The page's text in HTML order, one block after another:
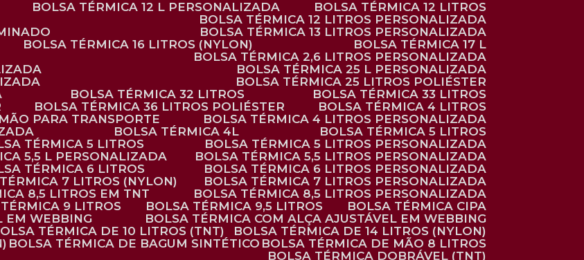
BOLSA TÉRMICA 12 L PERSONALIZADA
BOLSA TÉRMICA 12 LITROS
BOLSA TÉRMICA 12 LITROS PERSONALIZADA
BOLSA TÉRMICA 13 LITROS PERSONALIZADA
BOLSA TÉRMICA 16 LITROS (NYLON)
BOLSA TÉRMICA 17 L
BOLSA TÉRMICA 2,6 LITROS PERSONALIZADA
BOLSA TÉRMICA 25 L PERSONALIZADA
BOLSA TÉRMICA 25 LITROS POLIÉSTER
BOLSA TÉRMICA 32 LITROS
BOLSA TÉRMICA 33 LITROS
BOLSA TÉRMICA 36 LITROS POLIÉSTER
BOLSA TÉRMICA 4 LITROS
PARA TRANSPORTE
BOLSA TÉRMICA 4 LITROS PERSONALIZADA
BOLSA TÉRMICA 4L
BOLSA TÉRMICA 5 LITROS
TÉRMICA 5 LITROS
BOLSA TÉRMICA 5 LITROS PERSONALIZADA
5,5 L PERSONALIZADA
BOLSA TÉRMICA 5,5 LITROS PERSONALIZADA
TÉRMICA 6 LITROS
BOLSA TÉRMICA 6 LITROS PERSONALIZADA
TÉRMICA 7 LITROS (NYLON)
BOLSA TÉRMICA 7 LITROS PERSONALIZADA
8,5 LITROS EM TNT
BOLSA TÉRMICA 8,5 LITROS PERSONALIZADA
TÉRMICA 9 LITROS BOLSA TÉRMICA 9,5 LITROS
BOLSA TÉRMICA CIPA
EM WEBBING
BOLSA TÉRMICA COM ALÇA AJUSTÁVEL EM WEBBING
BOLSA TÉRMICA DE 10 LITROS (TNT)
BOLSA TÉRMICA DE 14 LITROS (NYLON)
BOLSA TÉRMICA DE BAGUM SINTÉTICO
BOLSA TÉRMICA DE MÃO 8 LITROS
BOLSA TÉRMICA DOBRÁVEL (TNT)